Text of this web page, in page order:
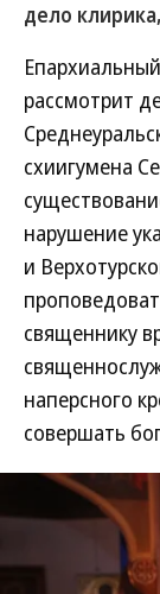
дело
рассмотрит
схиигумена
нарушение
и
священнику
наперсного
совершать